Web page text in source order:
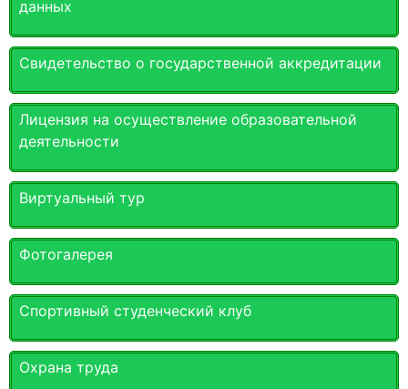
данных
Свидетельство о государственной аккредитации
Лицензия на осуществление образовательной
деятельности
Виртуальный тур
Фотогалерея
Спортивный студенческий клуб
Охрана труда